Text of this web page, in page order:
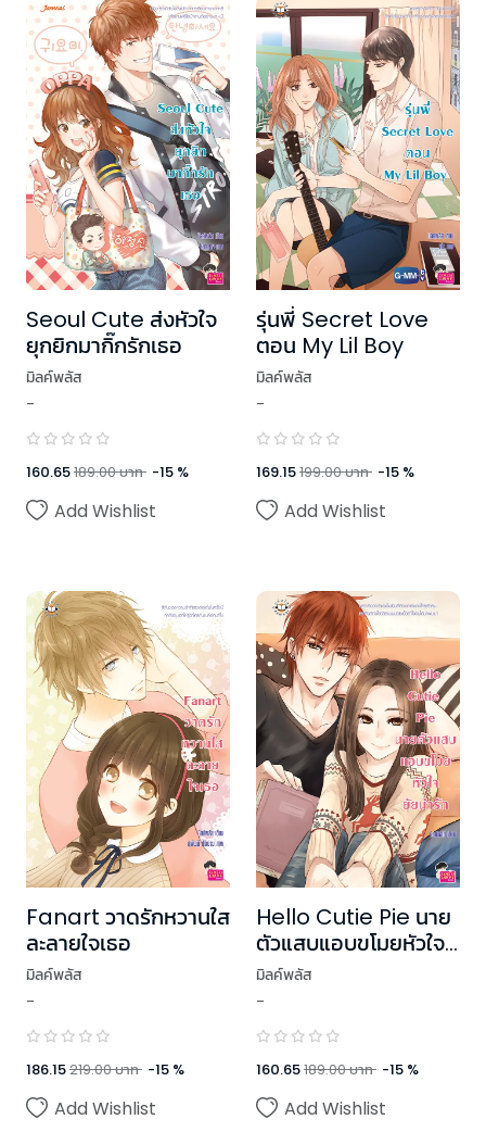
Seoul Cute ส่งหัวใจ
ยุกยิกมากิ๊กรักเธอ
มิลค์พลัส
-
160.65189.00บาท -15 %
Add Wishlist
รุ่นพี่ Secret Love
ตอน My Lil Boy
มิลค์พลัส
-
169.15199.00บาท -15 %
Add Wishlist
Fanart วาดรักหวานใส
ละลายใจเธอ
มิลค์พลัส
-
186.15219.00บาท -15 %
Add Wishlist
Hello Cutie Pie นาย
ตัวแสบแอบขโมยหัวใจ
ยัยน่ารัก
มิลค์พลัส
-
160.65189.00บาท -15 %
Add Wishlist